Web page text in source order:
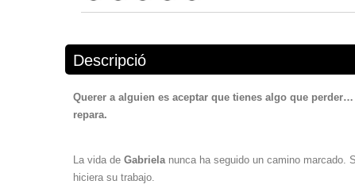
Descripció
Querer a alguien es aceptar que tienes algo que
repara.
La vida de Gabrielanunca ha seguido un camino marcado.
hiciera su trabajo.